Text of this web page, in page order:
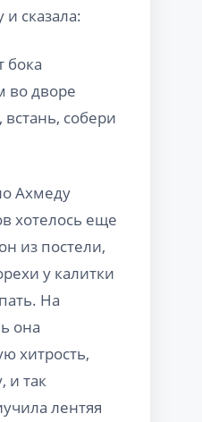
сказала:
бока
во дворе
собери
Ахмеду
хотелось еще
из постели,
у калитки
На
она
хитрость,
и так
лентяя